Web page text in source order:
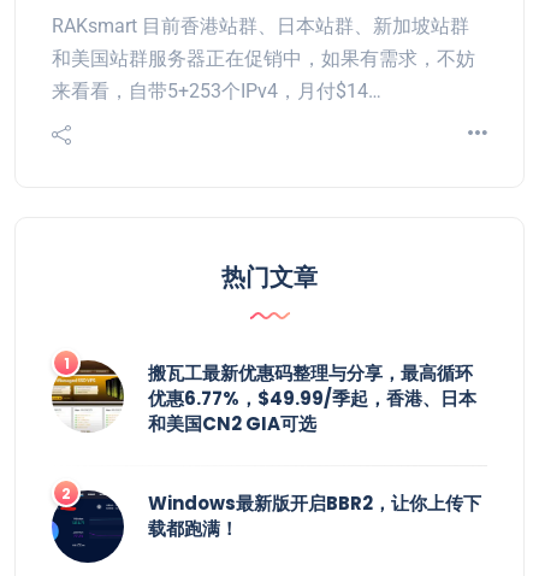
RAKsmart 目前香港站群、日本站群、新加坡站群
和美国站群服务器正在促销中，如果有需求，不妨
来看看，自带5+253个IPv4，月付$14…
热门文章
搬瓦工最新优惠码整理与分享，最高循环
优惠6.77%，$49.99/季起，香港、日本
和美国CN2 GIA可选
Windows最新版开启BBR2，让你上传下
载都跑满！